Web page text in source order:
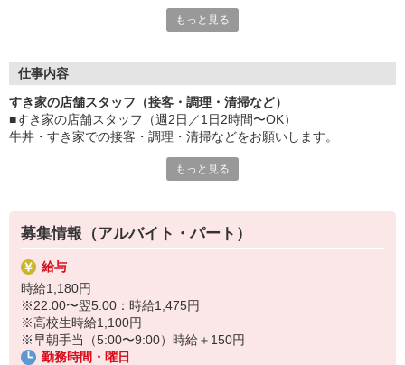
など、自分らしく活躍できますよ。
■髪型・髪色自由
■給与前払い可
急な出費も安心♪
■社員登用あり
将来を考えている方は必見です。
与兵衛、オリーブの丘、焼肉いちばんなどを経営しているゼンシ
ョーグループ！
その中のひとつ『すき家』でお仕事しませんか？
もっと見る
仕事内容
すき家の店舗スタッフ（接客・調理・清掃など）
■すき家の店舗スタッフ（週2日／1日2時間〜OK）
牛丼・すき家での接客・調理・清掃などをお願いします。
あなたの笑顔で！
すばやく提供！
他にも、食材の調整や金銭管理、新しく入社したクルーの研修など
様々なお仕事があります。
セルフオーダー、セルフ会計で、現金の受け渡しはほとんどありま
せん。※一部店舗を除く
取り間違いもなく安心でスムーズ♪
もっと見る
募集情報（アルバイト・パート）
給与
時給1,180円
※22:00〜翌5:00：時給1,475円
※高校生時給1,100円
※早朝手当（5:00〜9:00）時給＋150円
勤務時間・曜日